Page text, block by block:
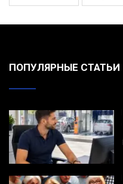
ПОПУЛЯРНЫЕ СТАТЬИ